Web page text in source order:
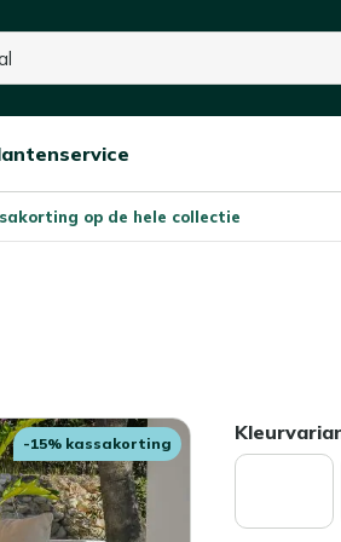
sluit Open/sluit
op de hele collectie
-15% kassakorting